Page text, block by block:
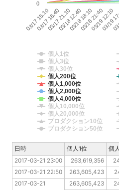
03/17 15:1003/17 21:1003/18 18:1003/19 12:10
03/17 16:4003/18 12:4003/18 21:4003/19
0
個人1位
個人3位
個人30位
個人200位
個人1,000位
個人2,000位
個人4,000位
個人10,000位
個人20,000位
プロダクション10位
プロダクション50位
2017-03-21 23:00 263,619,356
2017-03-21 22:50
263,605,423
2017-03-21 22:40
263,605,423
日時 個人1位 個
2017-03-21 23:00
2017-03-21 22:50
2017-03-21
日時